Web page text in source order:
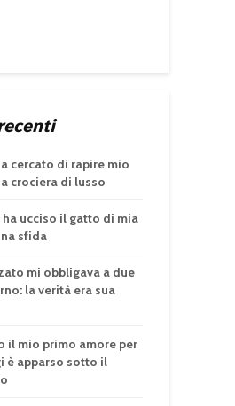
cercato di rapire mio
crociera di lusso
ucciso il gatto di mia
sfida
mi obbligava a due
la verità era sua
il mio primo amore per
è apparso sotto il